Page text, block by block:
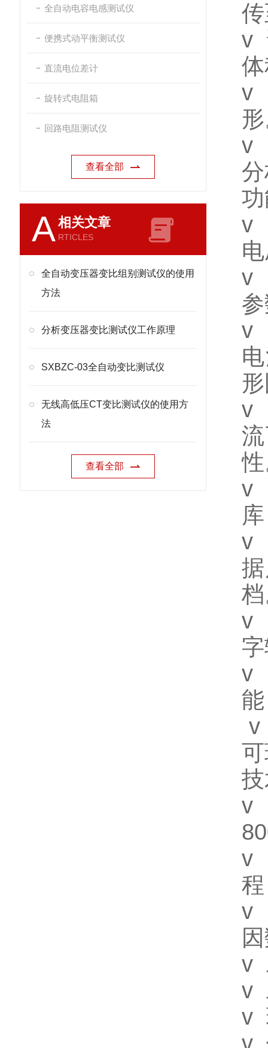
全自动电容电感测试仪
便携式动平衡测试仪
直流电位差计
旋转式电阻箱
回路电阻测试仪
查看全部
A相关文章
RTICLES
全自动变压器变比组别测试仪的使用
方法
分析变压器变比测试仪工作原理
SXBZC-03全自动变比测试仪
无线高低压CT变比测试仪的使用方
法
查看全部
v
v
v
v
v
v
v
v
v
v
v
v
v
v
v
v
v